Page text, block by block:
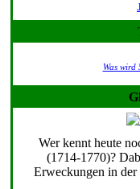
Was wird
Wer kennt heute
(1714-1770)?
Erweckungen in der